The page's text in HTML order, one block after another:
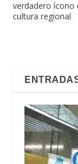
verdadero ícono
cultura regional